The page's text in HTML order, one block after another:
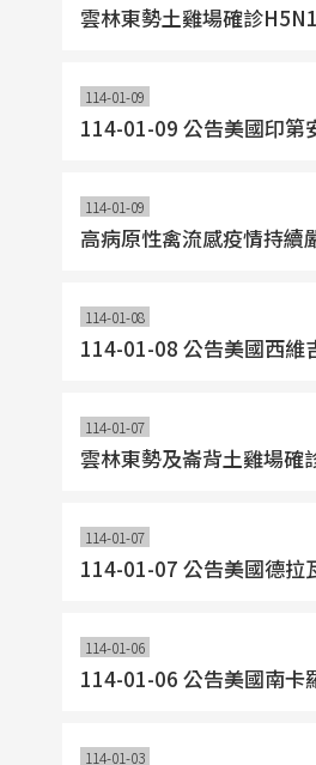
雲林東勢土雞場確診
114-01-09
114-01-09 公告美國印第
114-01-09
高病原性禽流感疫情持續
114-01-08
114-01-08 公告美國西維
114-01-07
雲林東勢及崙背土雞場確
114-01-07
114-01-07 公告美國德拉
114-01-06
114-01-06 公告美國南卡
114-01-03